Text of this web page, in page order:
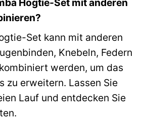
Set kann mit anderen
Knebeln, Federn
kombiniert werden, um das
zu erweitern. Lassen Sie
Lauf und entdecken Sie